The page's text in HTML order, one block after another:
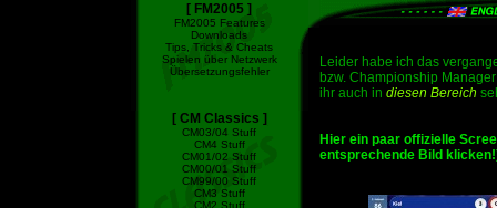
[ FM2005 ]
FM2005 Features
Downloads
Tips, Tricks & Cheats
Spielen über Netzwerk
Übersetzungsfehler
[ CM Classics ]
CM03/04 Stuff
CM4 Stuff
CM01/02 Stuff
CM00/01 Stuff
CM99/00 Stuff
CM3 Stuff
CM2 Stuff
Leider habe ich das
bzw. Championship
ihr auch in diesen Bereich
Hier ein paar offizielle
entsprechende Bild